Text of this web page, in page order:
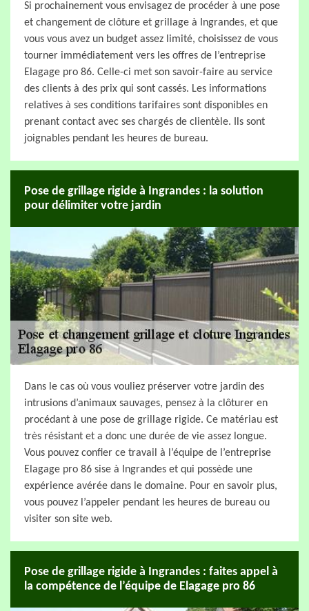
Si prochainement vous envisagez de procéder à une pose
et changement de clôture et grillage à Ingrandes, et que
vous vous avez un budget assez limité, choisissez de vous
tourner immédiatement vers les offres de l’entreprise
Elagage pro 86. Celle-ci met son savoir-faire au service
des clients à des prix qui sont cassés. Les informations
relatives à ses conditions tarifaires sont disponibles en
prenant contact avec ses chargés de clientèle. Ils sont
joignables pendant les heures de bureau.
Pose de grillage rigide à Ingrandes : la solution
pour délimiter votre jardin
Dans le cas où vous vouliez préserver votre jardin des
intrusions d’animaux sauvages, pensez à la clôturer en
procédant à une pose de grillage rigide. Ce matériau est
très résistant et a donc une durée de vie assez longue.
Vous pouvez confier ce travail à l’équipe de l’entreprise
Elagage pro 86 sise à Ingrandes et qui possède une
expérience avérée dans le domaine. Pour en savoir plus,
vous pouvez l’appeler pendant les heures de bureau ou
visiter son site web.
Pose de grillage rigide à Ingrandes : faites appel à
la compétence de l’équipe de Elagage pro 86